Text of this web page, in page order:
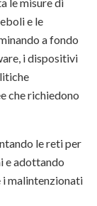
e le
a fondo
i dispositivi
che richiedono
le reti per
e adottando
i malintenzionati